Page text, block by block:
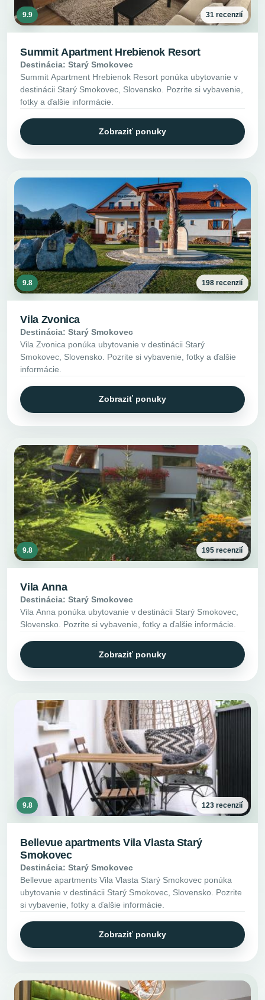
9.9 31 recenzií
Summit Apartment Hrebienok Resort
Destinácia: Starý Smokovec
Summit Apartment Hrebienok Resort ponúka ubytovanie v
destinácii Starý Smokovec, Slovensko. Pozrite si vybavenie,
fotky a ďalšie informácie.
Zobraziť ponuky
9.8 198 recenzií
Vila Zvonica
Destinácia: Starý Smokovec
Vila Zvonica ponúka ubytovanie v destinácii Starý
Smokovec, Slovensko. Pozrite si vybavenie, fotky a ďalšie
informácie.
Zobraziť ponuky
9.8 195 recenzií
Vila Anna
Destinácia: Starý Smokovec
Vila Anna ponúka ubytovanie v destinácii Starý Smokovec,
Slovensko. Pozrite si vybavenie, fotky a ďalšie informácie.
Zobraziť ponuky
9.8 123 recenzií
Bellevue apartments Vila Vlasta Starý
Smokovec
Destinácia: Starý Smokovec
Bellevue apartments Vila Vlasta Starý Smokovec ponúka
ubytovanie v destinácii Starý Smokovec, Slovensko. Pozrite
si vybavenie, fotky a ďalšie informácie.
Zobraziť ponuky